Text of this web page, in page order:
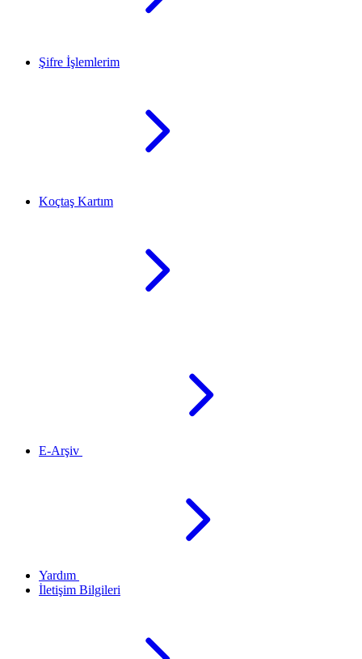
Şifre İşlemlerim
Koçtaş Kartım
E-Arşiv
Yardım
İletişim Bilgileri